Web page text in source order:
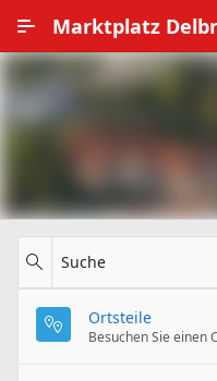
Marktplatz
Alle Ortsteile
Datenschutz
Suche
Ortsteile
Besuchen Sie einen